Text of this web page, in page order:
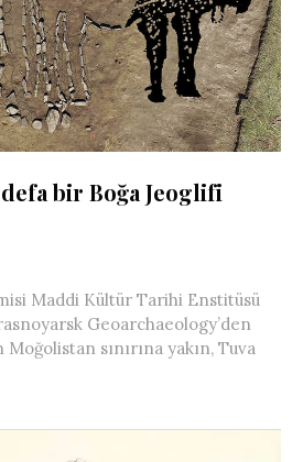
bir Boğa Jeoglifi
Maddi Kültür Tarihi Enstitüsü
Geoarchaeology’den
Moğolistan sınırına yakın, Tuva